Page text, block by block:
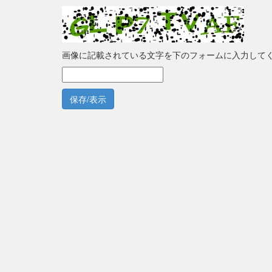
画像に記載されている文字を下のフォームに入力して
保存/表示